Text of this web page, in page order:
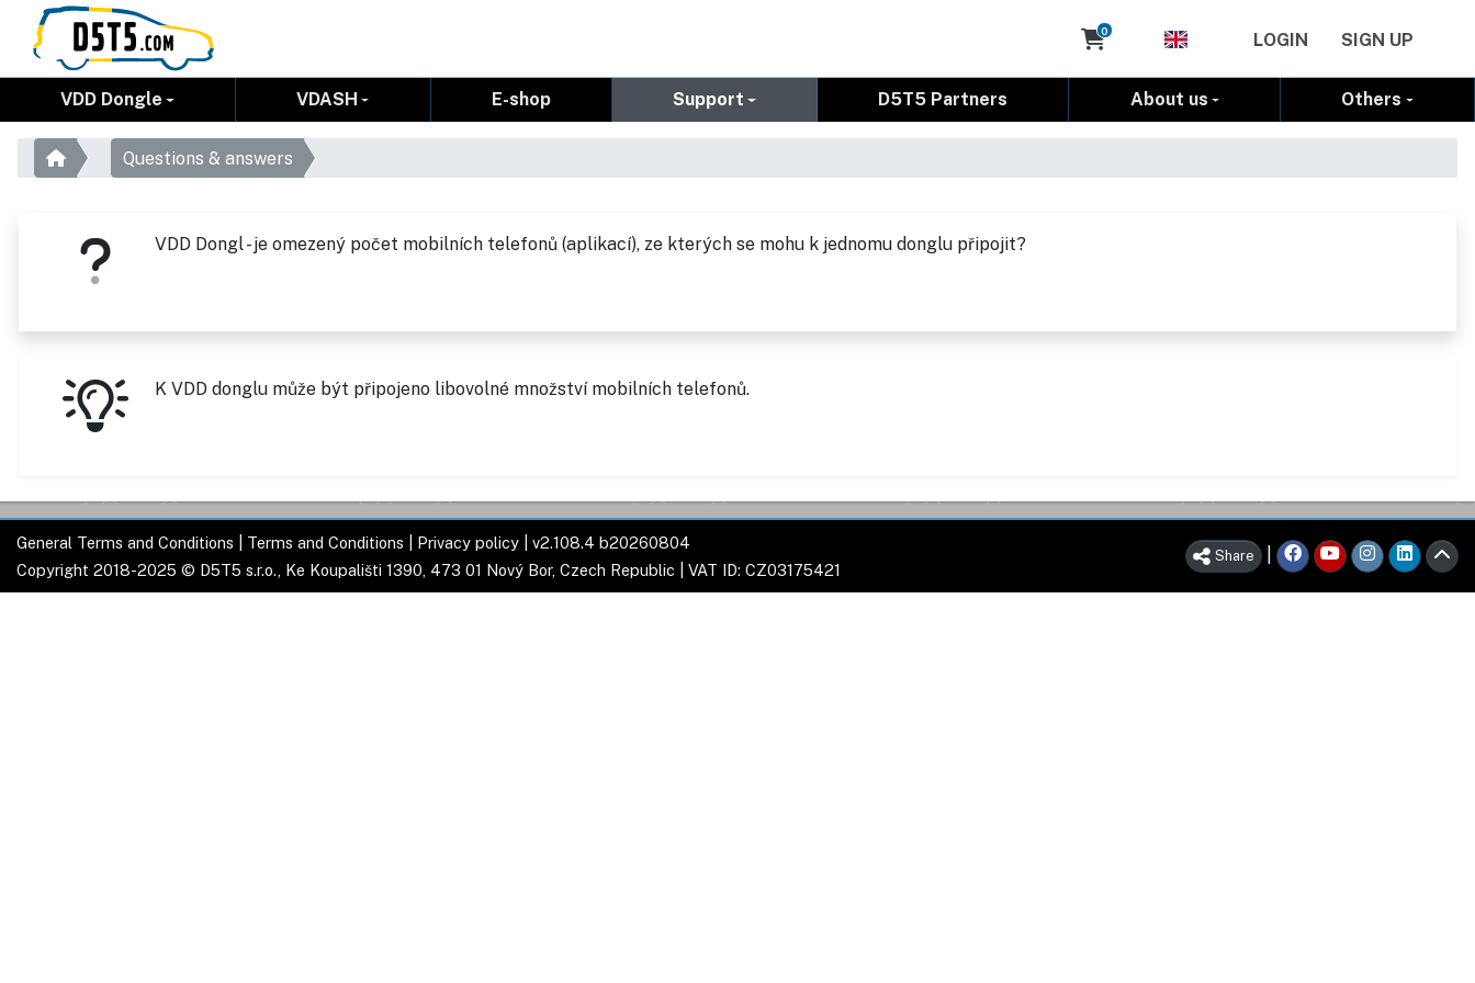
Cart
0 LOGIN SIGN UP
VDD Dongle VDASH E-shop Support D5T5 Partners About us Others
Questions & answers
VDD Dongl - je omezený počet mobilních telefonů (aplikací), ze kterých se mohu k jednomu donglu připojit?
K VDD donglu může být připojeno libovolné množství mobilních telefonů.
General Terms and Conditions Terms and Conditions Privacy policy | v2.108.4 b20260804
Copyright 2018-2025 © D5T5 s.r.o., Ke Koupališti 1390, 473 01 Nový Bor, Czech Republic | VAT ID: CZ03175421
Share